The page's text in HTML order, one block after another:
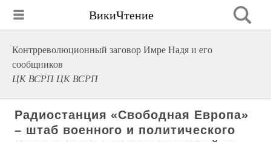
ВикиЧтение
Контрреволюционный заговор Имре Надя и его
сообщников
ЦК ВСРП ЦК ВСРП
Радиостанция «Свободная Европа»
– штаб военного и политического